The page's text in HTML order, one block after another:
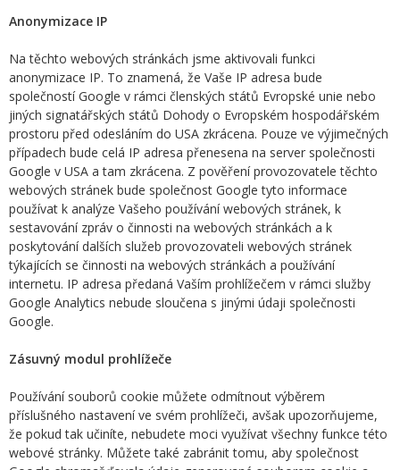
Anonymizace IP
Na těchto webových stránkách jsme aktivovali funkci
anonymizace IP. To znamená, že Vaše IP adresa bude
společností Google v rámci členských států Evropské unie nebo
jiných signatářských států Dohody o Evropském hospodářském
prostoru před odesláním do USA zkrácena. Pouze ve výjimečných
případech bude celá IP adresa přenesena na server společnosti
Google v USA a tam zkrácena. Z pověření provozovatele těchto
webových stránek bude společnost Google tyto informace
používat k analýze Vašeho používání webových stránek, k
sestavování zpráv o činnosti na webových stránkách a k
poskytování dalších služeb provozovateli webových stránek
týkajících se činnosti na webových stránkách a používání
internetu. IP adresa předaná Vaším prohlížečem v rámci služby
Google Analytics nebude sloučena s jinými údaji společnosti
Google.
Zásuvný modul prohlížeče
Používání souborů cookie můžete odmítnout výběrem
příslušného nastavení ve svém prohlížeči, avšak upozorňujeme,
že pokud tak učiníte, nebudete moci využívat všechny funkce této
webové stránky. Můžete také zabránit tomu, aby společnost